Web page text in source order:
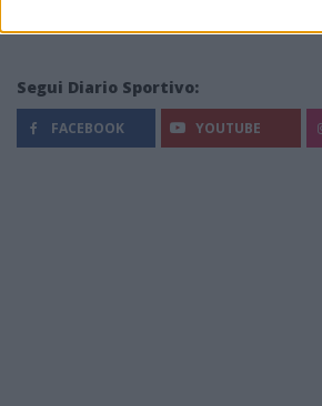
Segui Diario Sportivo:
FACEBOOK YOUTUBE